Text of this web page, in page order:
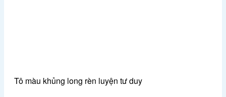
Tô màu khủng long rèn luyện tư duy